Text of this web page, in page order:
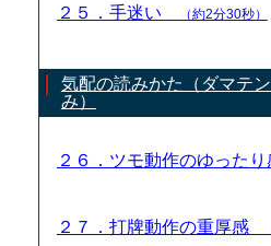
２５．手迷い （約2分30秒）
気配の読みかた（ダマテ
み）
２６．ツモ動作のゆった
２７．打牌動作の重厚感